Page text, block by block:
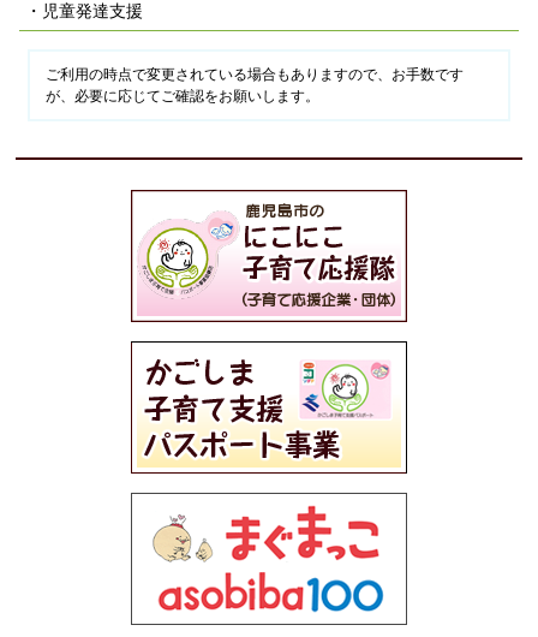
・児童発達支援
ご利用の時点で変更されている場合もありますので、お手数です
が、必要に応じてご確認をお願いします。